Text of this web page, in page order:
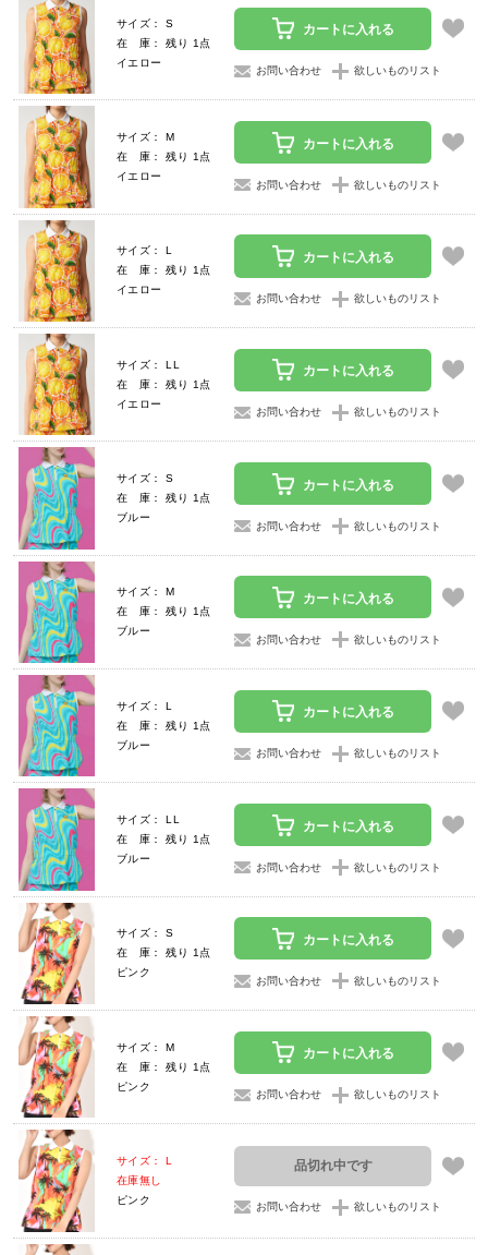
サイズ： S
在 庫： 残り 1点
イエロー
カートに入れる
お問い合わせ 欲しいものリスト
サイズ： M
在 庫： 残り 1点
イエロー
カートに入れる
お問い合わせ 欲しいものリスト
サイズ： L
在 庫： 残り 1点
イエロー
カートに入れる
お問い合わせ 欲しいものリスト
サイズ： LL
在 庫： 残り 1点
イエロー
カートに入れる
お問い合わせ 欲しいものリスト
サイズ： S
在 庫： 残り 1点
ブルー
カートに入れる
お問い合わせ 欲しいものリスト
サイズ： M
在 庫： 残り 1点
ブルー
カートに入れる
お問い合わせ 欲しいものリスト
サイズ： L
在 庫： 残り 1点
ブルー
カートに入れる
お問い合わせ 欲しいものリスト
サイズ： LL
在 庫： 残り 1点
ブルー
カートに入れる
お問い合わせ 欲しいものリスト
サイズ： S
在 庫： 残り 1点
ピンク
カートに入れる
お問い合わせ 欲しいものリスト
サイズ： M
在 庫： 残り 1点
ピンク
カートに入れる
お問い合わせ 欲しいものリスト
サイズ： L
在庫無し
ピンク
品切れ中です
お問い合わせ 欲しいものリスト